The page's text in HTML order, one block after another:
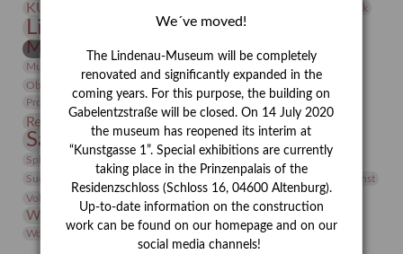
KUNSTWAND Lehmbruck
Lindenau-Museum Marstall
Museumsgeschichte Museumsnacht
Museumspädagogik Natur
Neue Remise
Objekt im Fokus
Peter Schnürpel Phelloplastik
Provenienz
Provenienzforschung
Restaurierung Ruth Wolf-Rehfeld
Sammlung Samstagszeichner
Sphinx
studio Studio Bildende Kunst
studioDIGITAL
Suermondt-Ludwig-Museum
Vermittlung
Videokunst
Volontariat
Weihnachten
Werkbetrachtung Wissenschaft
Wolf und Hund
Zirkuswoche
We´ve moved!
The Lindenau-Museum will be completely
renovated and significantly expanded in the
coming years. For this purpose, the building on
Gabelentzstraße will be closed. On 14 July 2020
the museum has reopened its interim at
“Kunstgasse 1”. Special exhibitions are currently
taking place in the Prinzenpalais of the
Residenzschloss (Schloss 16, 04600 Altenburg).
Up-to-date information on the construction
work can be found on our homepage and on our
social media channels!